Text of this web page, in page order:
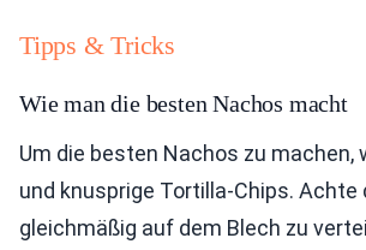
Tipps & Tricks
Wie man die besten Nachos macht
Um die besten Nachos zu machen,
und knusprige Tortilla-Chips. Achte
gleichmäßig auf dem Blech zu